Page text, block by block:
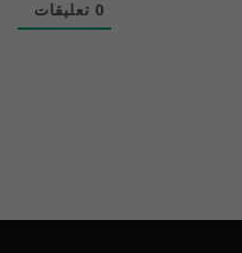
0 تعليقات